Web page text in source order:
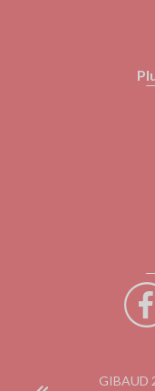
GIBAUD